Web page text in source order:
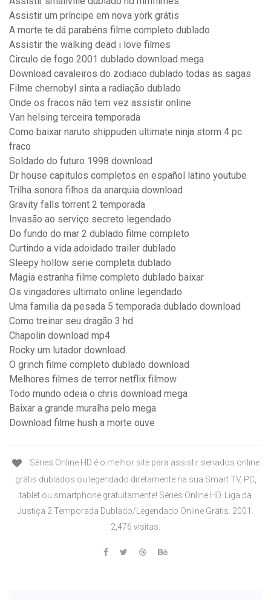
Assistir um príncipe em nova york grátis
A morte te dá parabéns filme completo dublado
Assistir the walking dead i love filmes
Circulo de fogo 2001 dublado download mega
Download cavaleiros do zodiaco dublado todas as sagas
Filme chernobyl sinta a radiação dublado
Onde os fracos não tem vez assistir online
Van helsing terceira temporada
Como baixar naruto shippuden ultimate ninja storm 4 pc
fraco
Soldado do futuro 1998 download
Dr house capitulos completos en español latino youtube
Trilha sonora filhos da anarquia download
Gravity falls torrent 2 temporada
Invasão ao serviço secreto legendado
Do fundo do mar 2 dublado filme completo
Curtindo a vida adoidado trailer dublado
Sleepy hollow serie completa dublado
Magia estranha filme completo dublado baixar
Os vingadores ultimato online legendado
Uma familia da pesada 5 temporada dublado download
Como treinar seu dragão 3 hd
Chapolin download mp4
Rocky um lutador download
O grinch filme completo dublado download
Melhores filmes de terror netflix filmow
Todo mundo odeia o chris download mega
Baixar a grande muralha pelo mega
Download filme hush a morte ouve
Séries Online HD é o melhor site para assistir seriados online
grátis dublados ou legendado diretamente na sua Smart TV, PC,
tablet ou smartphone gratuitamente! Séries Online HD. Liga da
Justiça 2 Temporada Dublado/Legendado Online Grátis. 2001.
2,476 visitas.